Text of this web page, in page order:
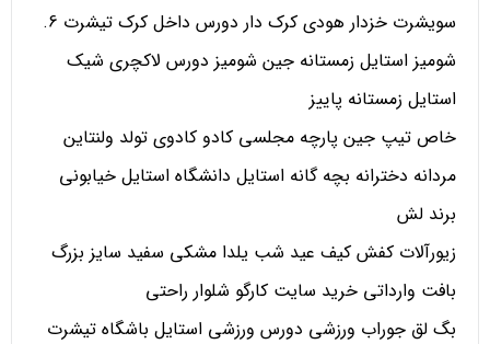
سویشرت خزدار هودی کرک دار دورس داخل کرک تیشرت 6.
شومیز استایل زمستانه جین شومیز دورس لاکچری شیک
استایل زمستانه پاییز
خاص تیپ جین پارچه مجلسی کادو کادوی تولد ولنتاین
مردانه دخترانه بچه گانه استایل دانشگاه استایل خیابونی
برند لش
زیورآلات کفش کیف عید شب یلدا مشکی سفید سایز بزرگ
بافت وارداتی خرید سایت کارگو شلوار راحتی
بگ لق جوراب ورزشی دورس ورزشی استایل باشگاه تیشرت